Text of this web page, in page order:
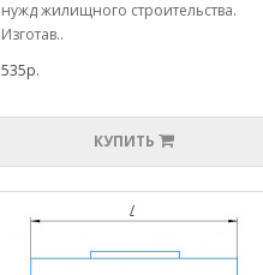
нужд жилищного строительства.
Изготав..
535р.
КУПИТЬ